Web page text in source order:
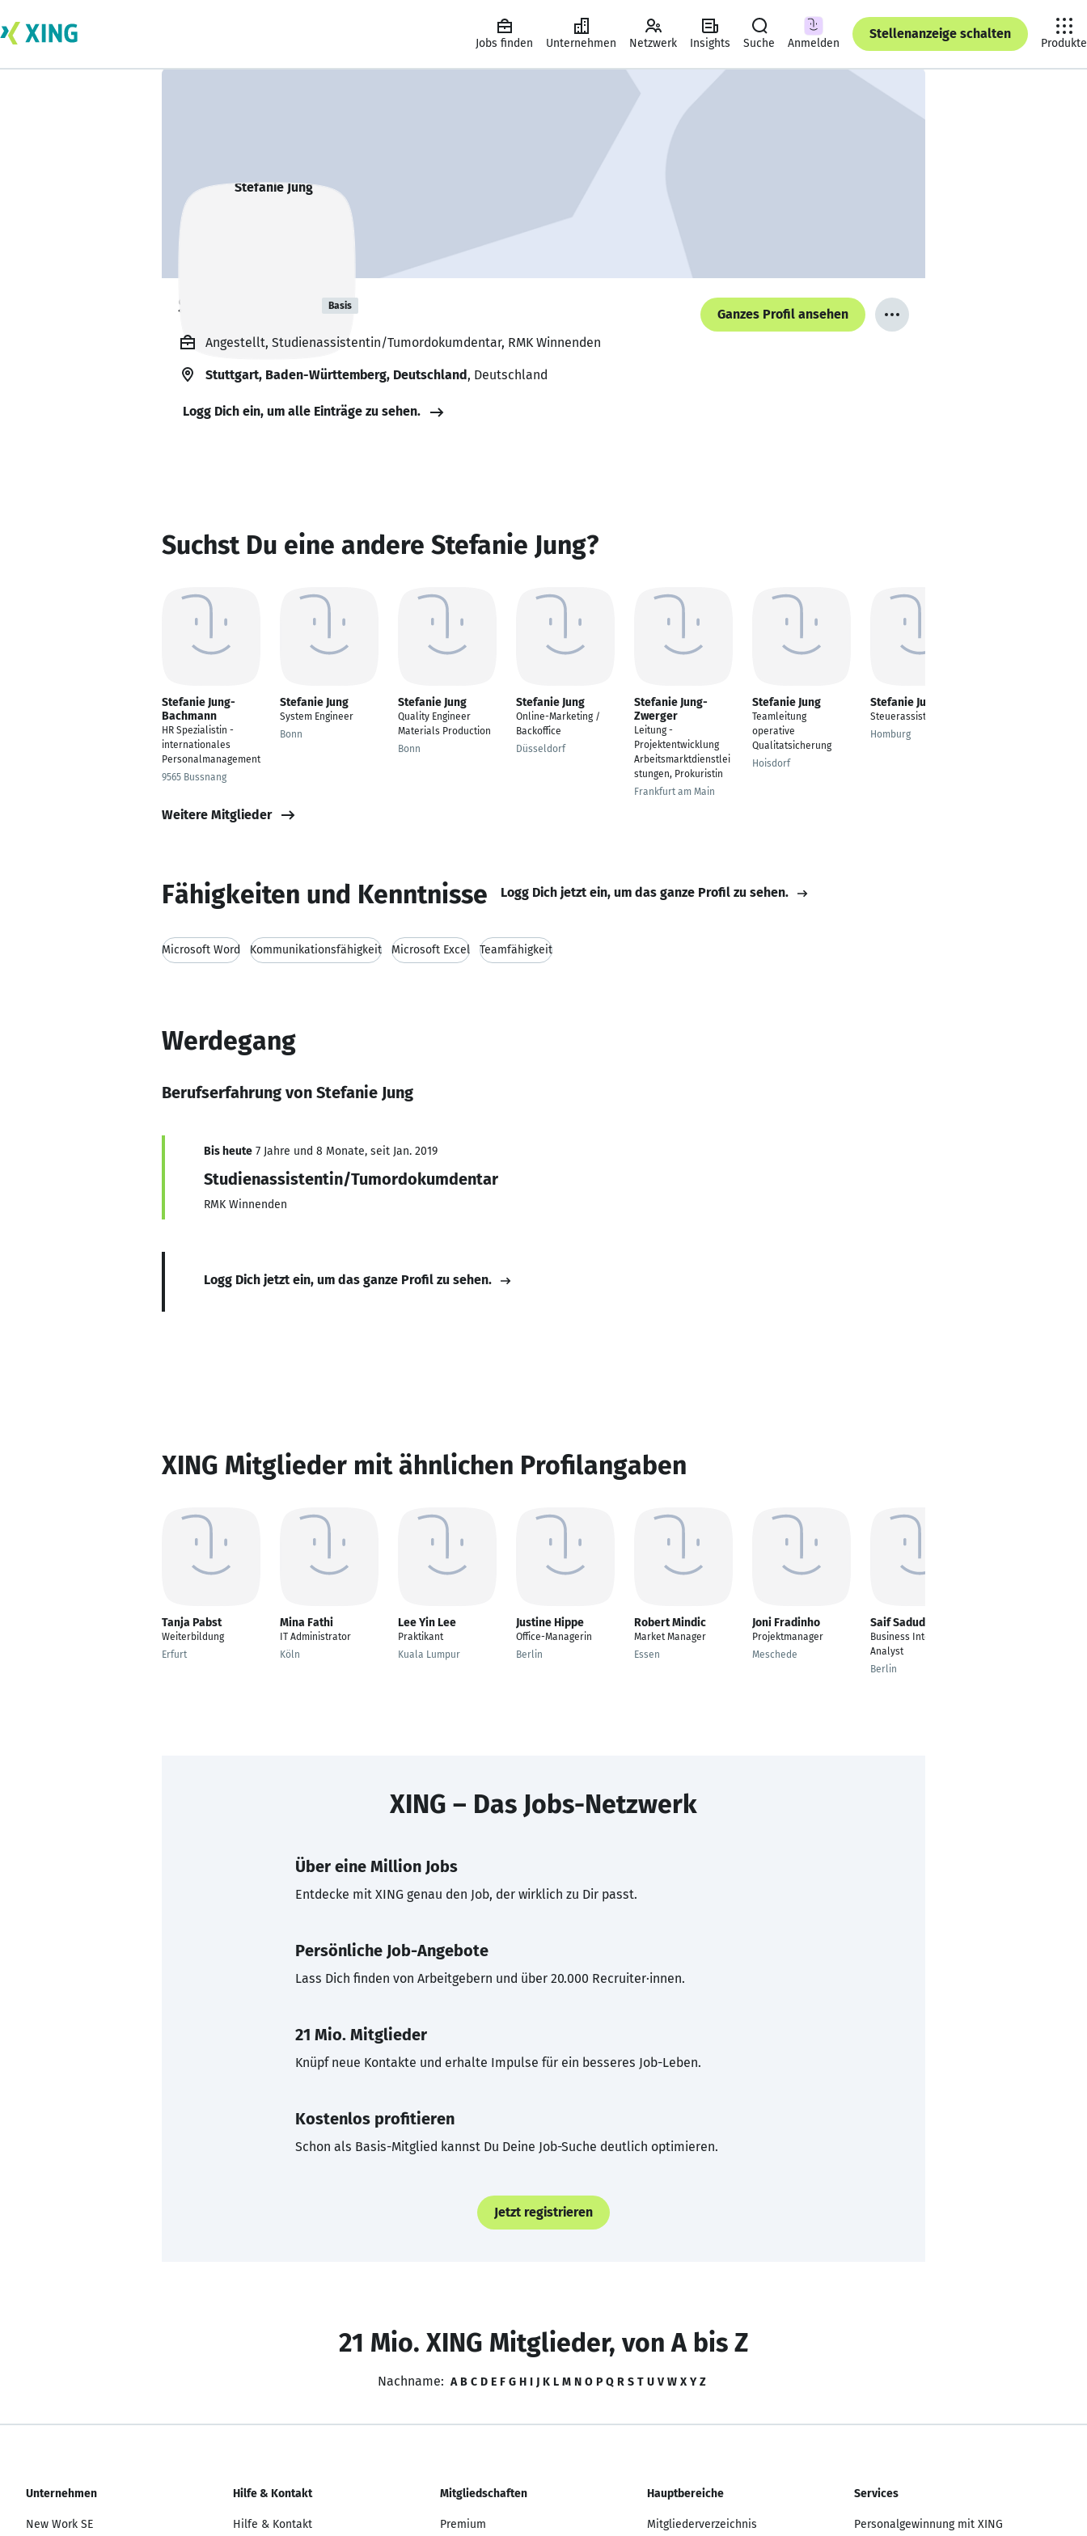
Jobs finden Unternehmen Netzwerk Insights Suche Anmelden
Stellenanzeige schalten
Produkte
Stefanie Jung Basis
Ganzes Profil ansehen
Angestellt, Studienassistentin/Tumordokumdentar, RMK Winnenden
Stuttgart, Baden-Württemberg, Deutschland, Deutschland
Logg Dich ein, um alle Einträge zu sehen.
Suchst Du eine andere Stefanie Jung?
Stefanie Jung-
Bachmann
HR Spezialistin -
internationales
Personalmanagement
9565 Bussnang
Stefanie Jung
System Engineer
Bonn
Stefanie Jung
Quality Engineer
Materials Production
Bonn
Stefanie Jung
Online-Marketing /
Backoffice
Düsseldorf
Stefanie Jung-
Zwerger
Leitung -
Projektentwicklung
Arbeitsmarktdienstlei
stungen, Prokuristin
Frankfurt am Main
Stefanie Jung
Teamleitung
operative
Qualitatsicherung
Hoisdorf
Stefanie Jung
Steuerassistentin
Homburg
Weitere Mitglieder
Fähigkeiten und Kenntnisse Logg Dich jetzt ein, um das ganze Profil zu sehen.
Microsoft Word Kommunikationsfähigkeit Microsoft Excel Teamfähigkeit
Werdegang
Berufserfahrung von Stefanie Jung
Bis heute 7 Jahre und 8 Monate, seit Jan. 2019
Studienassistentin/Tumordokumdentar
RMK Winnenden
Logg Dich jetzt ein, um das ganze Profil zu sehen.
XING Mitglieder mit ähnlichen Profilangaben
Tanja Pabst
Weiterbildung
Erfurt
Mina Fathi
IT Administrator
Köln
Lee Yin Lee
Praktikant
Kuala Lumpur
Justine Hippe
Office-Managerin
Berlin
Robert Mindic
Market Manager
Essen
Joni Fradinho
Projektmanager
Meschede
Saif Saduddin
Business Intelligence
Analyst
Berlin
XING – Das Jobs-Netzwerk
Über eine Million Jobs
Entdecke mit XING genau den Job, der wirklich zu Dir passt.
Persönliche Job-Angebote
Lass Dich finden von Arbeitgebern und über 20.000 Recruiter·innen.
21 Mio. Mitglieder
Knüpf neue Kontakte und erhalte Impulse für ein besseres Job-Leben.
Kostenlos profitieren
Schon als Basis-Mitglied kannst Du Deine Job-Suche deutlich optimieren.
Jetzt registrieren
21 Mio. XING Mitglieder, von A bis Z
Nachname: A B C D E F G H I J K L M N O P Q R S T U V W X Y Z
Unternehmen
New Work SE
Hilfe & Kontakt
Hilfe & Kontakt
Mitgliedschaften
Premium
Hauptbereiche
Mitgliederverzeichnis
Services
Personalgewinnung mit XING